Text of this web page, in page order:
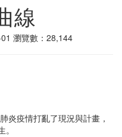
線
瀏覽數：28,144
炎疫情打亂了現況與計畫，